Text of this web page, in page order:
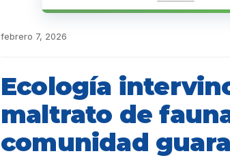
febrero 7, 2026
Ecología
maltrato de
comunidad